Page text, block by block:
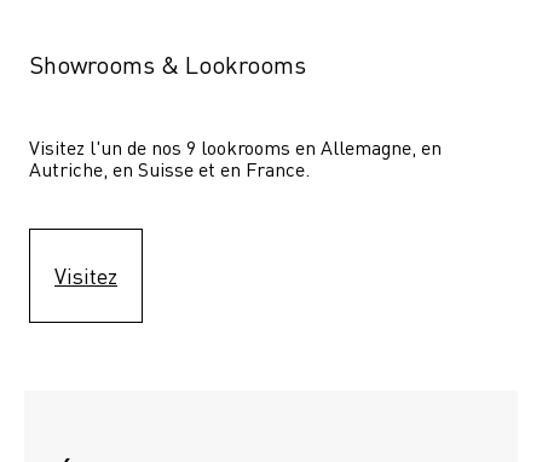
Showrooms & Lookrooms
Visitez l'un de nos 9 lookrooms en Allemagne, en
Autriche, en Suisse et en France.
Visitez